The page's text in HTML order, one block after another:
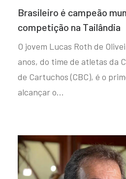
Brasileiro é campeão
competição na Tailândia
O jovem Lucas Roth de
anos, do time de atletas da
de Cartuchos (CBC), é o
alcançar o…